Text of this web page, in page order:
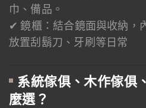
巾、備品。
✔ 鏡櫃：結合鏡面與收納，
放置刮鬍刀、牙刷等日常
系統傢俱、木作傢俱
麼選？